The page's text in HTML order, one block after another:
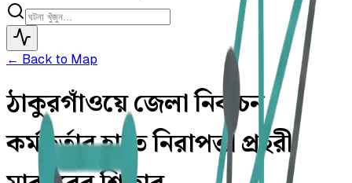
← Back to Map
ঠাকুরগাঁওয়ে জেলা নির্বাচন
কর্মকর্তার হাতে নিরাপত্তা প্রহরী